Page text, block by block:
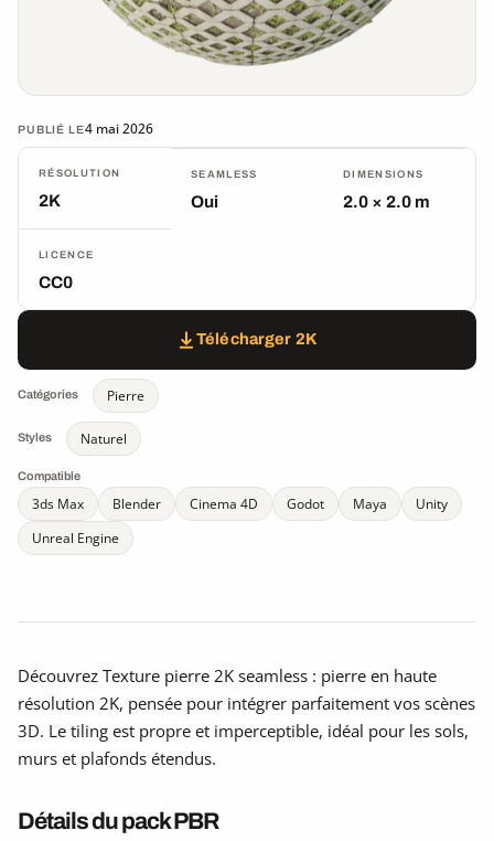
PUBLIÉ LE4 mai 2026
RÉSOLUTION
2K
SEAMLESS
Oui
DIMENSIONS
2.0 × 2.0 m
LICENCE
CC0
Télécharger 2K
Catégories Pierre
Styles Naturel
Compatible
3ds Max Blender Cinema 4D Godot Maya
Unity
Unreal Engine
Découvrez Texture pierre 2K seamless : pierre en haute
résolution 2K, pensée pour intégrer parfaitement vos scènes
3D. Le tiling est propre et imperceptible, idéal pour les sols,
murs et plafonds étendus.
Détails du pack PBR